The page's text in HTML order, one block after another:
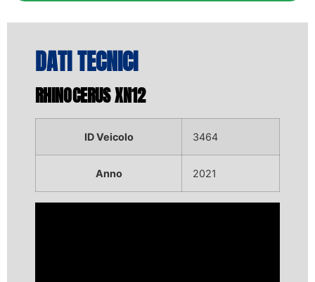
DATI TECNICI
RHINOCERUS XN12
ID Veicolo 3464
Anno 2021